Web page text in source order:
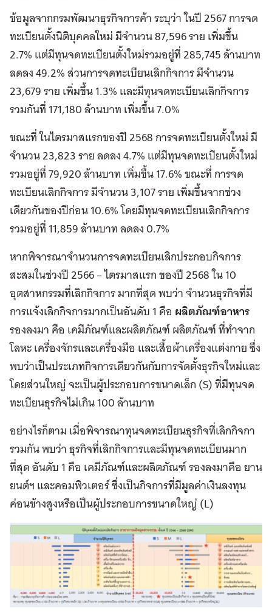
ข้อมูลจากกรมพัฒนาธุรกิจการค้าระบุว่าในปี2567การจด
ทะเบียนตั้งนิติบุคคลใหม่มีจำนวน87,596รายเพิ่มขึ้น
2.7%แต่มีทุนจดทะเบียนตั้งใหม่รวมอยู่ที่285,745ล้านบาท
ลดลง49.2%ส่วนการจดทะเบียนเลิกกิจการมีจำนวน
23,679รายเพิ่มขึ้น1.3%และมีทุนจดทะเบียนเลิกกิจการ
รวมกันที่171,180ล้านบาทเพิ่มขึ้น7.0%
ขณะที่ในไตรมาสแรกของปี2568การจดทะเบียนตั้งใหม่มี
จำนวน23,823รายลดลง4.7%แต่มีทุนจดทะเบียนตั้งใหม่
รวมอยู่ที่79,920ล้านบาทเพิ่มขึ้น17.6%ขณะที่การจด
ทะเบียนเลิกกิจการมีจำนวน3,107รายเพิ่มขึ้นจากช่วง
เดียวกันของปีก่อน10.6%โดยมีทุนจดทะเบียนเลิกกิจการ
รวมอยู่ที่11,859ล้านบาทลดลง0.7%
หากพิจารณาจำนวนการจดทะเบียนเลิกประกอบกิจการ
สะสมในช่วงปี2566 –ไตรมาสแรกของปี2568ใน10
อุตสาหกรรมที่เลิกกิจการมากที่สุดพบว่าจำนวนธุรกิจที่มี
การแจ้งเลิกกิจการมากเป็นอันดับ1 คือ ผลิตภัณฑ์อาหาร
รองลงมาคือ เคมีภัณฑ์และผลิตภัณฑ์ผลิตภัณฑ์ที่ทำจาก
โลหะเครื่องจักรและเครื่องมือ และเสื้อผ้าเครื่องแต่งกายซึ่ง
พบว่าเป็นประเภทกิจการเดียวกันกับการจัดตั้งธุรกิจใหม่และ
โดยส่วนใหญ่จะเป็นผู้ประกอบการขนาดเล็ก(S)ที่มีทุนจด
ทะเบียนธุรกิจไม่เกิน100ล้านบาท
อย่างไรก็ตามเมื่อพิจารณาทุนจดทะเบียนธุรกิจที่เลิกกิจกา
รวมกันพบว่าธุรกิจที่เลิกกิจการและมีทุนจดทะเบียนมาก
ที่สุดอันดับ1 คือ เคมีภัณฑ์และผลิตภัณฑ์รองลงมาคือยาน
ยนต์ฯและคอมพิวเตอร์ซึ่งเป็นกิจการที่มีมูลค่าเงินลงทุน
ค่อนข้างสูงหรือเป็นผู้ประกอบการขนาดใหญ่(L)